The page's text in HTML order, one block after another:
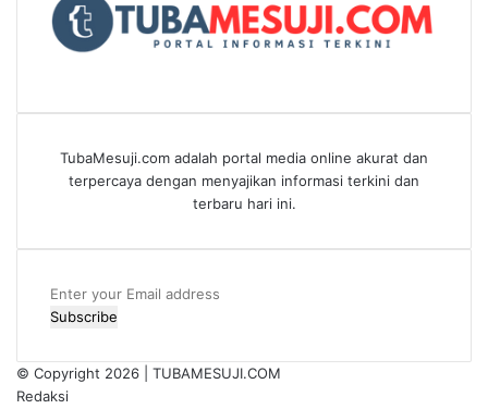
TubaMesuji.com adalah portal media online akurat dan
terpercaya dengan menyajikan informasi terkini dan
terbaru hari ini.
Enter
your
address
© Copyright 2026 | TUBAMESUJI.COM
Redaksi